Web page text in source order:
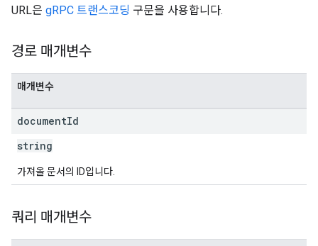
URL은 gRPC 트랜스코딩 구문을 사용합니다.
경로 매개변수
매개변수
documentId
string
가져올 문서의 ID입니다.
쿼리 매개변수